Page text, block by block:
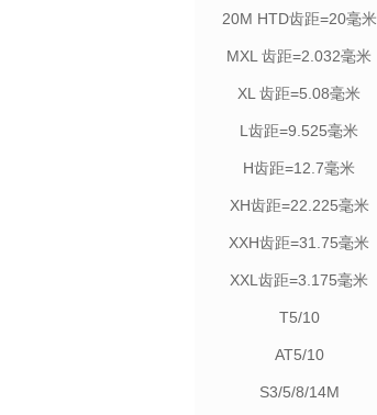
20M HTD齿距=20毫米
MXL 齿距=2.032毫米
XL 齿距=5.08毫米
L齿距=9.525毫米
H齿距=12.7毫米
XH齿距=22.225毫米
XXH齿距=31.75毫米
XXL齿距=3.175毫米
T5/10
AT5/10
S3/5/8/14M